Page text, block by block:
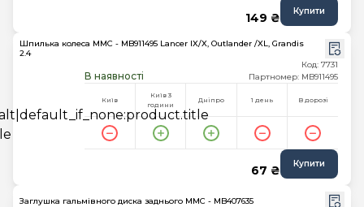
149 ₴ Купити
Шпилька колеса MMC - MB911495 Lancer IX/X, Outlander /XL, Grandis
2.4
В наявності
Код: 7731
Партномер: MB911495
Київ
Київ 3
години
Дніпро 1 день В дорозі
67 ₴ Купити
Заглушка гальмівного диска заднього MMC - MB407635